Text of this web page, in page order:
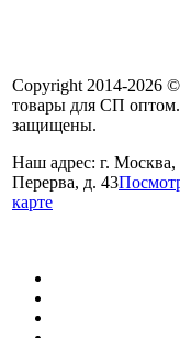
Copyright 2014-2026
товары для СП
защищены.
Наш адрес: г. Москва,
Перерва, д. 43
карте